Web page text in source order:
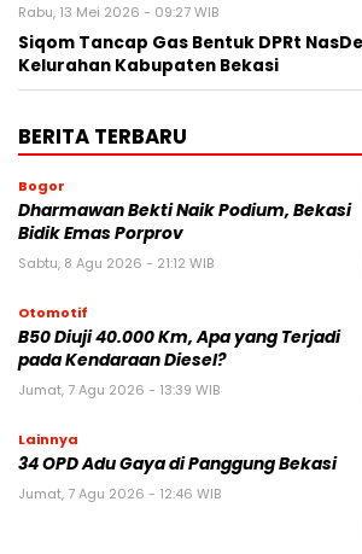
Rabu, 13 Mei 2026 - 09:27 WIB
Siqom Tancap Gas Bentuk DPRt
Kelurahan Kabupaten Bekasi
BERITA TERBARU
Bogor
Dharmawan Bekti Naik Podium, Bekasi
Bidik Emas Porprov
Sabtu, 8 Agu 2026 - 21:12 WIB
Otomotif
B50 Diuji 40.000 Km, Apa yang Terjadi
pada Kendaraan Diesel?
Jumat, 7 Agu 2026 - 13:39 WIB
Lainnya
34 OPD Adu Gaya di Panggung Bekasi
Jumat, 7 Agu 2026 - 12:46 WIB